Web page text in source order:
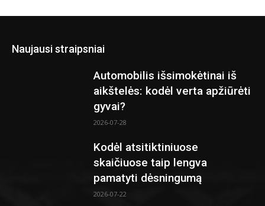
Naujausi straipsniai
Automobilis išsimokėtinai iš
aikštelės: kodėl verta apžiūrėti
gyvai?
2026-07-28
Kodėl atsitiktiniuose
skaičiuose taip lengva
pamatyti dėsningumą
2026-07-22